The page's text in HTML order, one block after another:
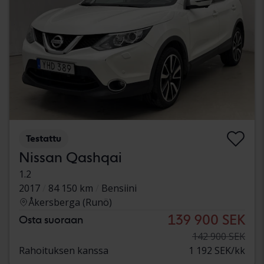
Testattu
Nissan Qashqai
1.2
2017
84 150 km
Bensiini
Åkersberga (Runö)
Osta suoraan 139 900 SEK
142 900 SEK
Rahoituksen kanssa
1 192 SEK/kk